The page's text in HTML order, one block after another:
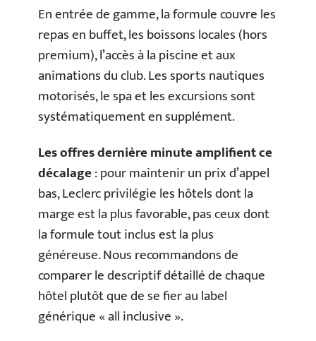
En entrée de gamme, la formule couvre les
repas en buffet, les boissons locales (hors
premium), l’accès à la piscine et aux
animations du club. Les sports nautiques
motorisés, le spa et les excursions sont
systématiquement en supplément.
Les offres dernière minute amplifient ce
décalage: pour maintenir un prix d’appel
bas, Leclerc privilégie les hôtels dont la
marge est la plus favorable, pas ceux dont
la formule tout inclus est la plus
généreuse. Nous recommandons de
comparer le descriptif détaillé de chaque
hôtel plutôt que de se fier au label
générique « all inclusive ».